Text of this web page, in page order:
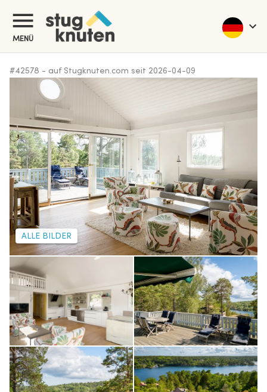
MENÜ
#42578 - auf Stugknuten.com seit 2026-04-09
ALLE BILDER